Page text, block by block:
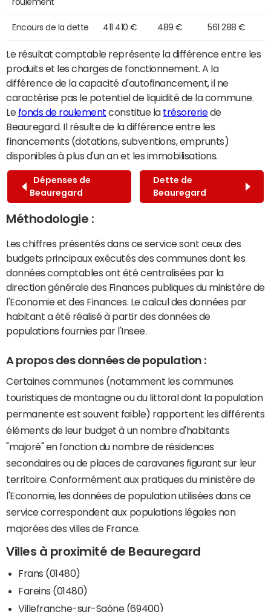
Encours de la dette 411 410 € 489 € 561 288 €
Le résultat comptable représente la différence entre les
produits et les charges de fonctionnement. A la
différence de la capacité d'autofinancement, il ne
caractérise pas le potentiel de liquidité de la commune.
Le fonds de roulement constitue la trésoreriede
Beauregard. Il résulte de la différence entre les
financements (dotations, subventions, emprunts)
disponibles à plus d'un an et les immobilisations.
Dépenses de
Beauregard
Dette de
Beauregard
Méthodologie :
Les chiffres présentés dans ce service sont ceux des
budgets principaux exécutés des communes dont les
données comptables ont été centralisées par la
direction générale des Finances publiques du ministère de
l'Economie et des Finances. Le calcul des données par
habitant a été réalisé à partir des données de
populations fournies par l'Insee.
A propos des données de population :
Certaines communes (notamment les communes
touristiques de montagne ou du littoral dont la population
permanente est souvent faible) rapportent les différents
éléments de leur budget à un nombre d'habitants
"majoré" en fonction du nombre de résidences
secondaires ou de places de caravanes figurant sur leur
territoire. Conformément aux pratiques du ministère de
l'Economie, les données de population utilisées dans ce
service correspondent aux populations légales non
majorées des villes de France.
Villes à proximité de Beauregard
Frans (01480)
Fareins (01480)
Villefranche-sur-Saône (69400)